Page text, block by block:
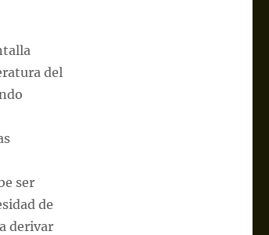
del
ser
de
derivar